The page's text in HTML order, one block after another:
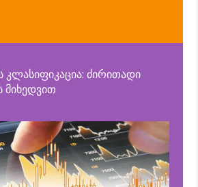
კლასიფიკაცია: ძირითადი